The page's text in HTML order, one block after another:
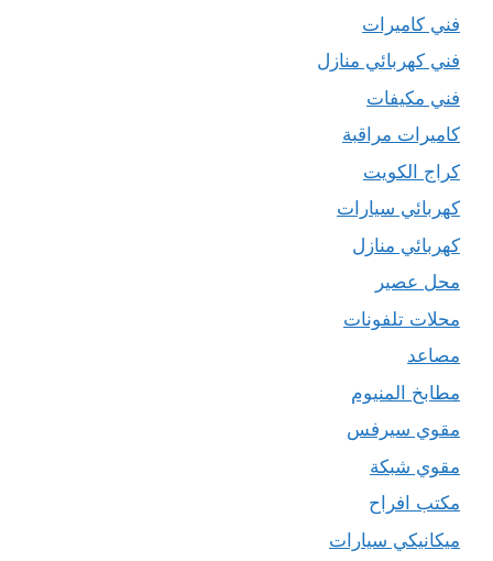
فني كاميرات
فني كهربائي منازل
فني مكيفات
كاميرات مراقبة
كراج الكويت
كهربائي سيارات
كهربائي منازل
محل عصير
محلات تلفونات
مصاعد
مطابخ المنيوم
مقوي سيرفس
مقوي شبكة
مكتب افراح
ميكانيكي سيارات